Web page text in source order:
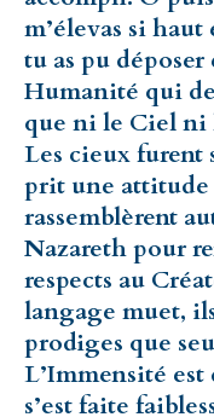
m’élevas si
tu as pu
Humanité qui
que ni le Ciel ni
Les cieux furent
prit une attitude
rassemblèrent
Nazareth pour
respects au
langage muet,
prodiges que
L’Immensité est
s’est faite